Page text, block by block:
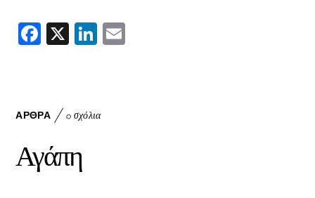
F
ac
k
X Li
nk
ΆΡΘΡΑ 0 σχόλια
Αγάπη